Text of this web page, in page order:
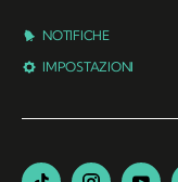
NOTIFICHE
IMPOSTAZIONI